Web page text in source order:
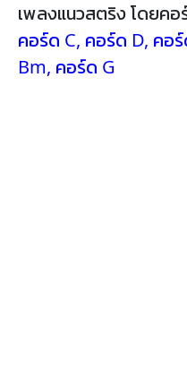
เพลงแนวสตริง โดยคอ
คอร์ด C, คอร์ด D, คอ
Bm, คอร์ด G